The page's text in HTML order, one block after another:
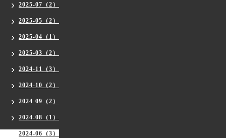
2025-07（2）
2025-05（2）
2025-04（1）
2025-03（2）
2024-11（3）
2024-10（2）
2024-09（2）
2024-08（1）
2024-06（3）